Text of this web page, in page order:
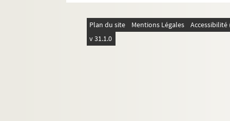
Plan du site Mentions Légales
v 31.1.0